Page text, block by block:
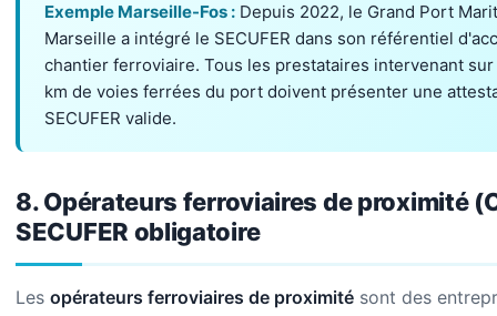
Exemple Marseille-Fos : Depuis 2022, le Grand Port
Marseille a intégré le SECUFER dans son référentiel
chantier ferroviaire. Tous les prestataires intervenant
km de voies ferrées du port doivent présenter une
SECUFER valide.
8. Opérateurs ferroviaires de proximité
SECUFER obligatoire
Les opérateurs ferroviaires de proximité sont des